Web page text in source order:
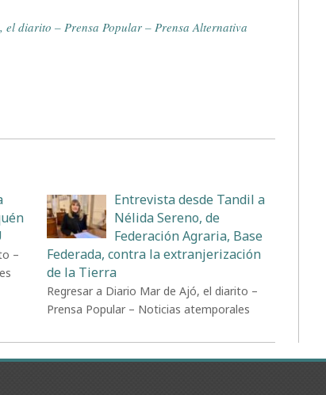
diarito – Prensa Popular – Prensa Alternativa
–
Entrevista desde Tandil a
Nélida Sereno, de
Federación Agraria, Base
Federada, contra la extranjerización
de la Tierra
Regresar a Diario Mar de Ajó, el diarito –
Prensa Popular – Noticias atemporales